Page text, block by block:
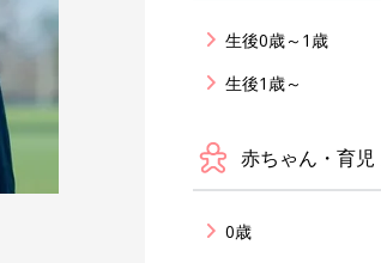
生後0歳～1歳
生後1歳～
赤ちゃん・育児
0歳